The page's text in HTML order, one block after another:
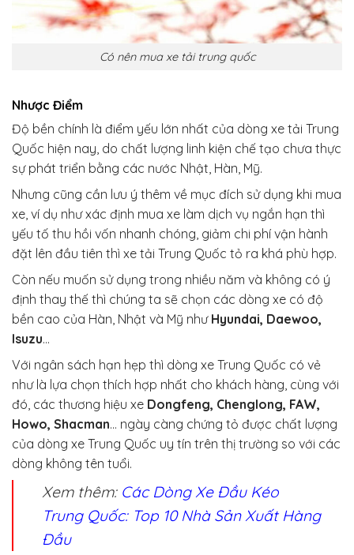
Có nên mua xe tải trung quốc
Nhược Điểm
Độ bền chính là điểm yếu lớn nhất của dòng xe tải Trung
Quốc hiện nay, do chất lượng linh kiện chế tạo chưa thực
sự phát triển bằng các nước Nhật, Hàn, Mỹ.
Nhưng cũng cần lưu ý thêm về mục đích sử dụng khi mua
xe, ví dụ như xác định mua xe làm dịch vụ ngắn hạn thì
yếu tố thu hồi vốn nhanh chóng, giảm chi phí vận hành
đặt lên đầu tiên thì xe tải Trung Quốc tỏ ra khá phù hợp.
Còn nếu muốn sử dụng trong nhiều năm và không có ý
định thay thế thì chúng ta sẽ chọn các dòng xe có độ
bền cao của Hàn, Nhật và Mỹ như Hyundai, Daewoo,
Isuzu…
Với ngân sách hạn hẹp thì dòng xe Trung Quốc có vẻ
như là lựa chọn thích hợp nhất cho khách hàng, cùng với
đó, các thương hiệu xe Dongfeng, Chenglong, FAW,
Howo, Shacman… ngày càng chứng tỏ được chất lượng
của dòng xe Trung Quốc uy tín trên thị trường so với các
dòng không tên tuổi.
Xem thêm: Các Dòng Xe Đầu Kéo
Trung Quốc: Top 10 Nhà Sản Xuất Hàng
Đầu